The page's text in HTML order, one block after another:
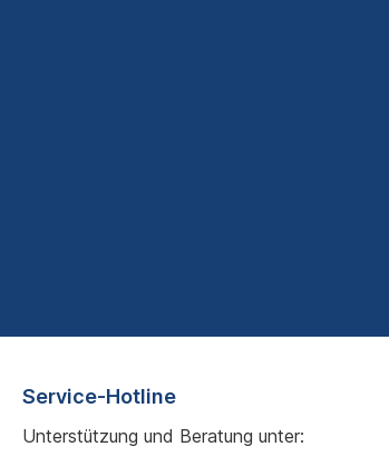
Service-Hotline
Unterstützung und Beratung unter: